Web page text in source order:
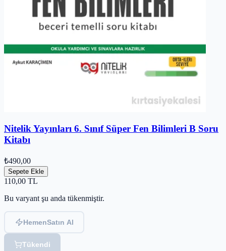
Nitelik Yayınları 6. Sınıf Süper Fen Bilimleri B Soru
Kitabı
₺490,00
Sepete Ekle
110,00 TL
Bu varyant şu anda tükenmiştir.
HemenSatın Al
Tükendi